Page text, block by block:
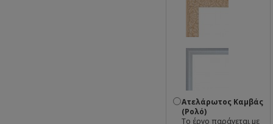
Ατελάρωτος Καμβάς
(Ρολό)
Το έργο παράγεται με